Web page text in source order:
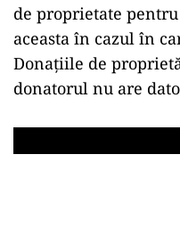
de proprietate
aceasta în cazul în
Donațiile de
donatorul nu are